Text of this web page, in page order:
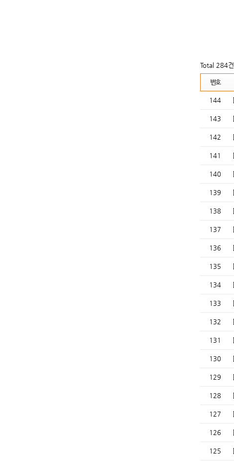
Total 284건
번호
144
143
142
141
140
139
138
137
136
135
134
133
132
131
130
129
128
127
126
125